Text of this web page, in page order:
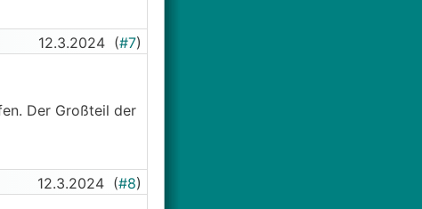
12.3.2024 (#7)
Der Großteil der
12.3.2024 (#8)